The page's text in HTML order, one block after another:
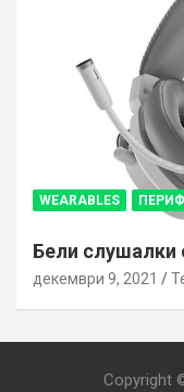
WEARABLES
Бели слушалки
декември 9, 2021
Copyright